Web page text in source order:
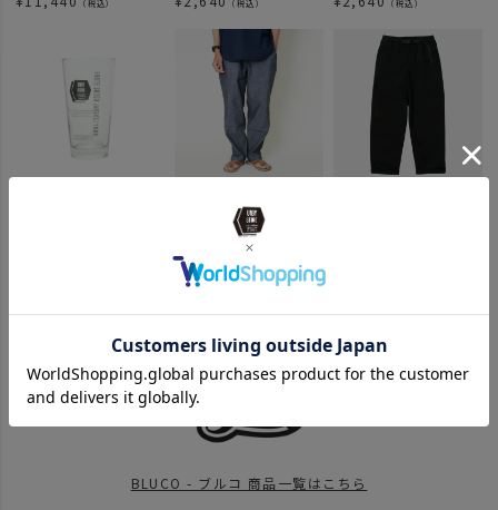
（税込） （税込） （税込）
関連カテゴリ
ITEM アパレル
news UNBYで今年の春夏、買い始め。26
BLUCO - ブルコ
2026 SUMMER SALE APPAREL
ブランド商品一覧
BLUCO - ブルコ 商品一覧はこちら